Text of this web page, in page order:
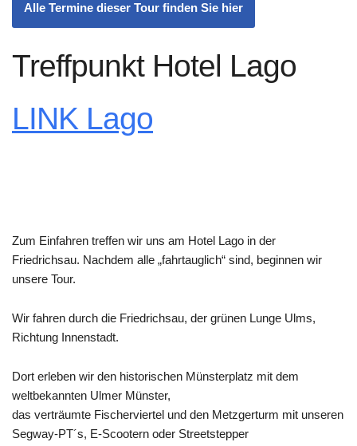
Alle Termine dieser Tour finden Sie hier
Treffpunkt Hotel Lago
LINK Lago
Zum Einfahren treffen wir uns am Hotel Lago in der
Friedrichsau. Nachdem alle „fahrtauglich“ sind, beginnen wir
unsere Tour.
Wir fahren durch die Friedrichsau, der grünen Lunge Ulms,
Richtung Innenstadt.
Dort erleben wir den historischen Münsterplatz mit dem
weltbekannten Ulmer Münster,
das verträumte Fischerviertel und den Metzgerturm mit unseren
Segway-PT´s, E-Scootern oder Streetstepper